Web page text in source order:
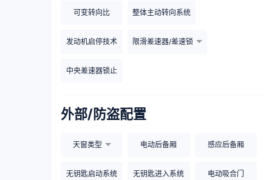
可变转向比 整体主动转向系统
发动机启停技术 限滑差速器/差速锁
中央差速器锁止
外部/防盗配置
天窗类型 电动后备厢 感应后备厢
无钥匙启动系统 无钥匙进入系统 电动吸合门